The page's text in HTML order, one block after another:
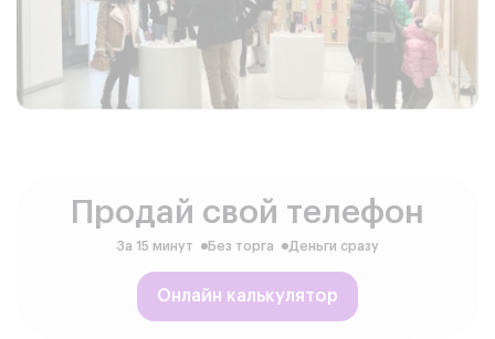
Продай свой телефон
За 15 минут Без торга Деньги сразу
Онлайн калькулятор